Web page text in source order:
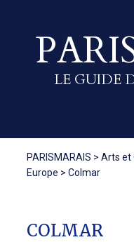
LE GUIDE
PARISMARAIS > Arts et
Europe > Colmar
COLMAR